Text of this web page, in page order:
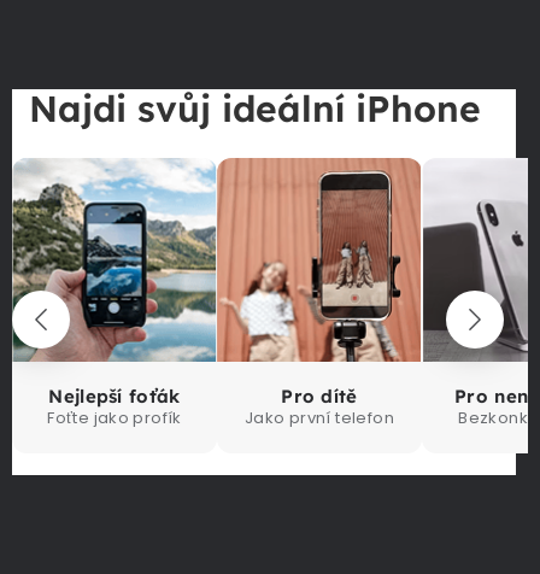
Najdi svůj ideální iPhone
Nejlepší foťák
Foťte jako profík
Pro dítě
Jako první telefon
Pro